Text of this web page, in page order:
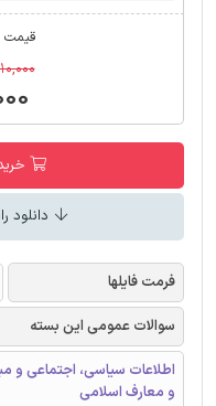
قیمت
۴۱۰,۰۰۰
دانلود
فرمت فایلها
سوالات عمومی این بسته
اطلاعات سیاسی، اجتماعی و
و معارف اسلامی